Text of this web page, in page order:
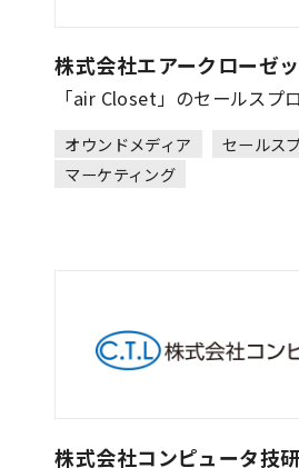
株式会社エアークローゼ
「air Closet」のセールスプ
オウンドメディア
セールス
マーケティング
株式会社コンピュータ技研